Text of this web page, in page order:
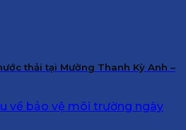
thải tại Mường Thanh Kỳ Anh –
về bảo vệ môi trường ngày